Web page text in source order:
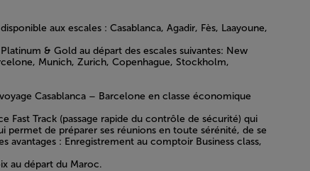
aux escales : Casablanca, Agadir, Fès, Laayoune,
& Gold au départ des escales suivantes: New
Munich, Zurich, Copenhague, Stockholm,
Casablanca – Barcelone en classe économique
Fast Track (passage rapide du contrôle de sécurité) qui
permet de préparer ses réunions en toute sérénité, de se
: Enregistrement au comptoir Business class,
au départ du Maroc.